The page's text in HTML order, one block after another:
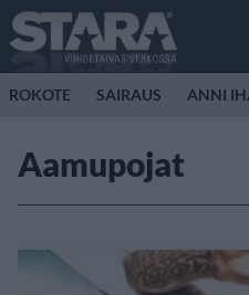
ROKOTE SAIRAUS ANNI
Aamupojat